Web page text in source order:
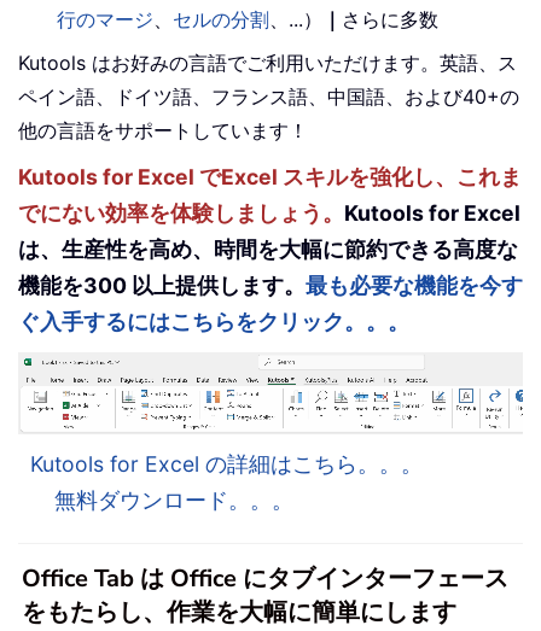
行のマージ、 セルの分割、...） ｜ さらに多数
Kutools はお好みの言語でご利用いただけます。英語、ス
ペイン語、ドイツ語、フランス語、中国語、および40+の
他の言語をサポートしています！
Kutools for Excel でExcel スキルを強化し、これま
でにない効率を体験しましょう。 Kutools for Excel
は、生産性を高め、時間を大幅に節約できる高度な
機能を300 以上提供します。 最も必要な機能を今す
ぐ入手するにはこちらをクリック。。。
Kutools for Excel の詳細はこちら。。。
無料ダウンロード。。。
Office Tab は Office にタブインターフェース
をもたらし、作業を大幅に簡単にします